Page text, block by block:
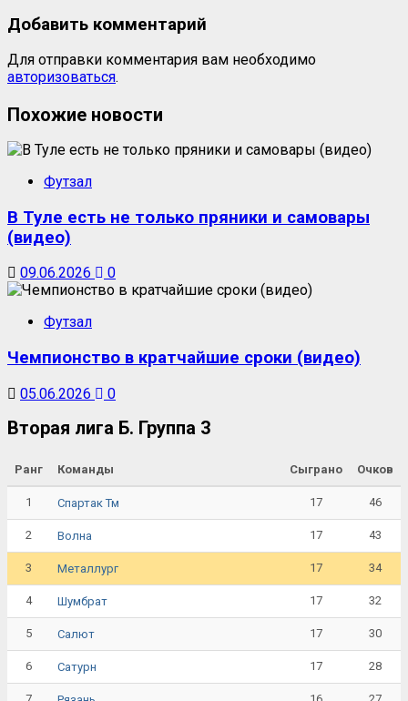
Добавить комментарий
Для отправки комментария вам необходимо
авторизоваться.
Похожие новости
Футзал
В Туле есть не только пряники и самовары
(видео)
09.06.2026 0
Футзал
Чемпионство в кратчайшие сроки (видео)
05.06.2026 0
Вторая лига Б. Группа 3
Ранг Команды Сыграно Очков
1 Спартак Тм 17 46
2 Волна 17 43
3 Металлург 17 34
4 Шумбрат 17 32
5 Салют 17 30
6 Сатурн 17 28